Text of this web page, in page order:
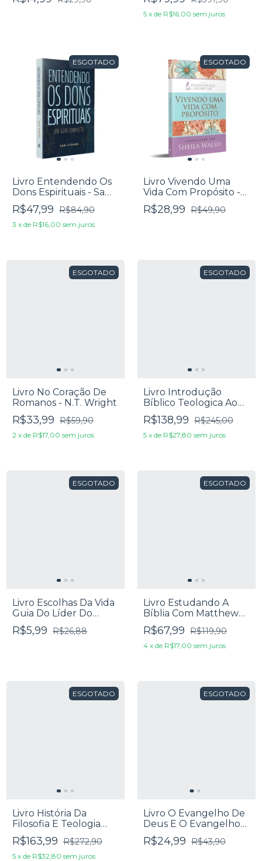
5 x de R$16,00 sem juros
ESGOTADO
Livro Entendendo Os
Dons Espirituais - Sam
Storms
R$47,99 R$84,90
3 x de R$16,00 sem juros
ESGOTADO
Livro Vivendo Uma
Vida Com Propósito -
Sheila Walsh
R$28,99 R$49,90
ESGOTADO
Livro No Coração De
Romanos - N.T. Wright
R$33,99 R$59,90
2 x de R$17,00 sem juros
ESGOTADO
Livro Introdução
Bíblico Teologica Ao
Novo Testamento -
Michael J. Kruger
R$138,99 R$245,00
5 x de R$27,80 sem juros
ESGOTADO
Livro Escolhas Da Vida
Guia Do Líder Do
Grupo Do Jovem - Jim
Britts
R$5,99 R$26,88
ESGOTADO
Livro Estudando A
Bíblia Com Matthew
Henry - Dayse
Fontoura
R$67,99 R$119,90
4 x de R$17,00 sem juros
ESGOTADO
Livro História Da
Filosofia E Teologia
Ocidental - John M.
Frame
R$163,99 R$272,90
5 x de R$32,80 sem juros
ESGOTADO
Livro O Evangelho De
Deus E O Evangelho
Do Homem - Paul
Washer
R$24,99 R$43,90